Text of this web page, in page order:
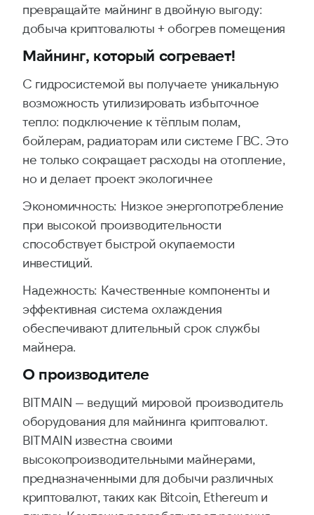
превращайте майнинг в двойную выгоду:
добыча криптовалюты + обогрев помещения
Майнинг, который согревает!
С гидросистемой вы получаете уникальную
возможность утилизировать избыточное
тепло: подключение к тёплым полам,
бойлерам, радиаторам или системе ГВС. Это
не только сокращает расходы на отопление,
но и делает проект экологичнее
Экономичность: Низкое энергопотребление
при высокой производительности
способствует быстрой окупаемости
инвестиций.
Надежность: Качественные компоненты и
эффективная система охлаждения
обеспечивают длительный срок службы
майнера.
О производителе
BITMAIN — ведущий мировой производитель
оборудования для майнинга криптовалют.
BITMAIN известна своими
высокопроизводительными майнерами,
предназначенными для добычи различных
криптовалют, таких как Bitcoin, Ethereum и